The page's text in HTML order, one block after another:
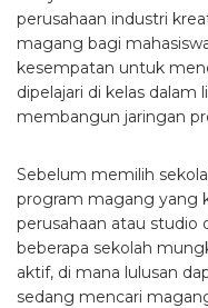
perusahaan industri
magang bagi
kesempatan untuk
dipelajari di kelas dalam
membangun jaringan
Sebelum memilih
program magang yang
perusahaan atau studio
beberapa sekolah
aktif, di mana lulusan
sedang mencari